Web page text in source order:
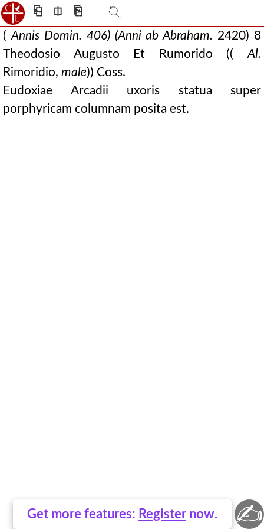
⎗ ⎅ ⎘
( Annis Domin. 406) (Anni ab Abraham. 2420) 8
Theodosio Augusto Et Rumorido (( Al.
Rimoridio, male)) Coss.
Eudoxiae Arcadii uxoris statua super
porphyricam columnam posita est.
Get more features: Register now. ✍